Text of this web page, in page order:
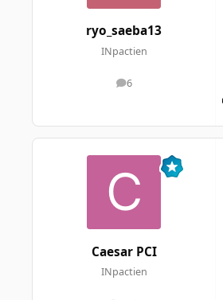
ryo_saeba13
INpactien
6
messages
Caesar PCI
INpactien